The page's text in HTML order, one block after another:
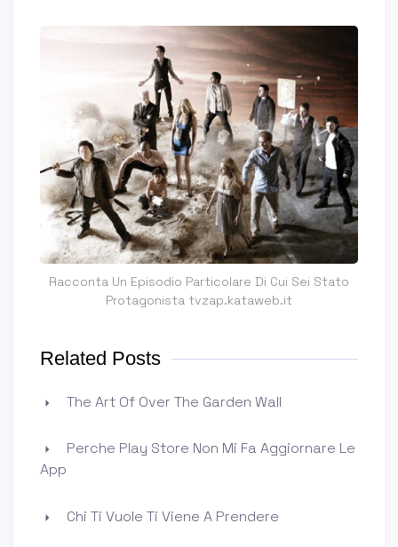
Racconta Un Episodio Particolare Di Cui Sei Stato
Protagonista tvzap.kataweb.it
Related Posts
The Art Of Over The Garden Wall
Perche Play Store Non Mi Fa Aggiornare Le
App
Chi Ti Vuole Ti Viene A Prendere